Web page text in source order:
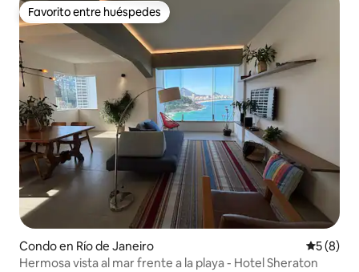
Favorito entre huéspedes
Favorito entre huéspedes
Condo en Río de Janeiro
5 (8)
Hermosa vista al mar frente a la playa - Hotel Sheraton